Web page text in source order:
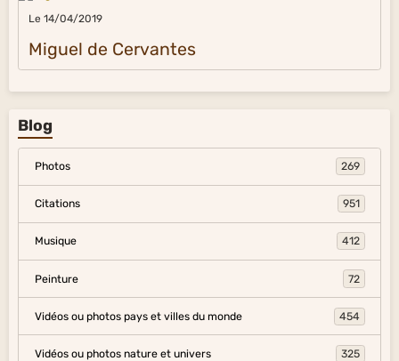
Le 14/04/2019
Miguel de Cervantes
Blog
Photos 269
Citations 951
Musique 412
Peinture 72
Vidéos ou photos pays et villes du monde 454
Vidéos ou photos nature et univers 325